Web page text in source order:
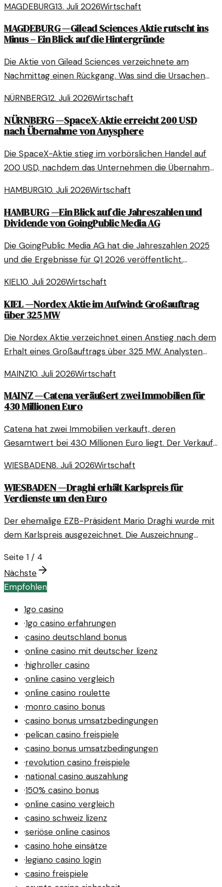
Marktentwicklung hindeutet.
MAGDEBURG13. Juli 2026Wirtschaft
MAGDEBURG—Gilead Sciences Aktie rutscht ins
Minus – Ein Blick auf die Hintergründe
Die Aktie von Gilead Sciences verzeichnete am
Nachmittag einen Rückgang. Was sind die Ursachen
es?
NÜRNBERG12. Juli 2026Wirtschaft
NÜRNBERG—SpaceX-Aktie erreicht 200 USD
nach Übernahme von Anysphere
Die SpaceX-Aktie stieg im vorbörslichen Handel auf
200 USD, nachdem das Unternehmen die Übernahme
Diese strategische Entscheidung könnte
weitreichende Auswirkungen auf die Märkte haben.
HAMBURG10. Juli 2026Wirtschaft
HAMBURG—Ein Blick auf die Jahreszahlen und
Dividende von GoingPublic Media AG
Die GoingPublic Media AG hat die Jahreszahlen 2025
und die Ergebnisse für Q1 2026 veröffentlicht.
die Dividendenpolitik des Unternehmens.
KIEL10. Juli 2026Wirtschaft
KIEL—Nordex Aktie im Aufwind: Großauftrag
über 325 MW
Die Nordex Aktie verzeichnet einen Anstieg nach dem
Erhalt eines Großauftrags über 325 MW. Analysten
Investitionen ist.
MAINZ10. Juli 2026Wirtschaft
MAINZ—Catena veräußert zwei Immobilien für
430 Millionen Euro
Catena hat zwei Immobilien verkauft, deren
Gesamtwert bei 430 Millionen Euro liegt. Der Verkauf
Unternehmens.
WIESBADEN8. Juli 2026Wirtschaft
WIESBADEN—Draghi erhält Karlspreis für
Verdienste um den Euro
Der ehemalige EZB-Präsident Mario Draghi wurde mit
dem Karlspreis ausgezeichnet. Die Auszeichnung
Euro.
Seite 1 / 4
Nächste
Empfohlen
1go casino
·1go casino erfahrungen
·casino deutschland bonus
·online casino mit deutscher lizenz
·highroller casino
·online casino vergleich
·online casino roulette
·monro casino bonus
·casino bonus umsatzbedingungen
·pelican casino freispiele
·casino bonus umsatzbedingungen
·revolution casino freispiele
·national casino auszahlung
·150% casino bonus
·online casino vergleich
·casino schweiz lizenz
·seriöse online casinos
·casino hohe einsätze
·legiano casino login
·casino freispiele